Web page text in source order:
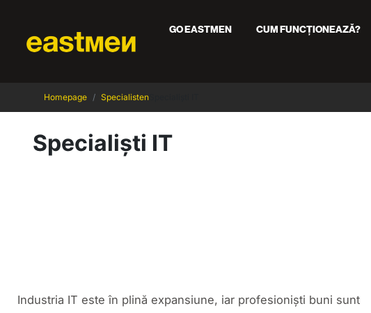
GO EASTMEN CUM FUNCȚIONEAZĂ?
Homepage Specialisten
Specialiști IT
Industria IT este în plină expansiune, iar profesioniști buni sunt